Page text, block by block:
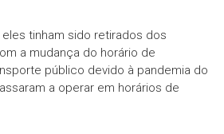
tinham sido retirados dos
a mudança do horário de
público devido à pandemia do
a operar em horários de